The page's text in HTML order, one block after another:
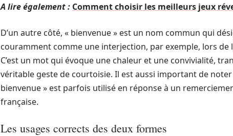
A lire également : Comment choisir les meilleurs jeux
D’un autre côté, « bienvenue » est un nom commun qui
couramment comme une interjection, par exemple, lors de
C’est un mot qui évoque une chaleur et une convivialité,
véritable geste de courtoisie. Il est aussi important de noter
bienvenue » est parfois utilisé en réponse à un
française.
Les usages corrects des deux formes